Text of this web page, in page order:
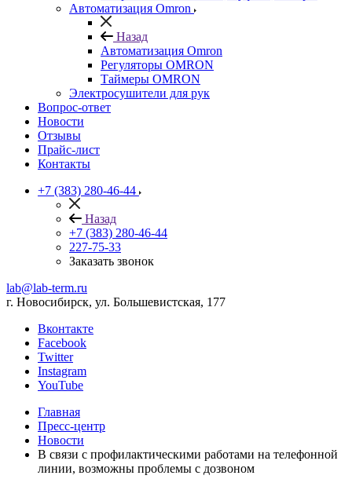
Автоматизация Omron
Назад
Автоматизация Omron
Регуляторы OMRON
Таймеры OMRON
Электросушители для рук
Вопрос-ответ
Новости
Отзывы
Прайс-лист
Контакты
+7 (383) 280-46-44
Назад
+7 (383) 280-46-44
227-75-33
Заказать звонок
lab@lab-term.ru
г. Новосибирск, ул. Большевистская, 177
Вконтакте
Facebook
Twitter
Instagram
YouTube
Главная
Пресс-центр
Новости
В связи с профилактическими работами на телефонной
линии, возможны проблемы с дозвоном